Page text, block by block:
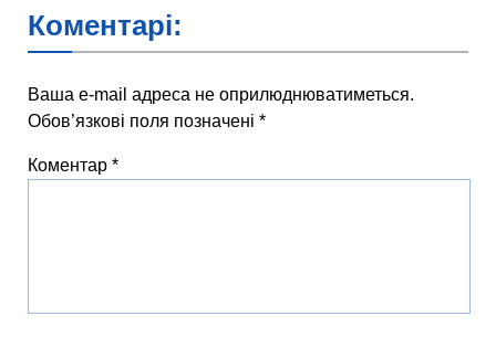
Коментарі:
Ваша e-mail адреса не оприлюднюватиметься.
Обов’язкові поля позначені *
Коментар *